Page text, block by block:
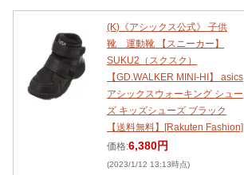
(K)《アシックス公式》 子供
靴 運動靴 【スニーカー】
SUKU2（スクスク）
【GD.WALKER MINI-HI】 asics
アシックスウォーキング シュー
ズ キッズシューズ ブラック
【送料無料】[Rakuten Fashion]
価格:6,380円
(2023/1/12 13:13時点)